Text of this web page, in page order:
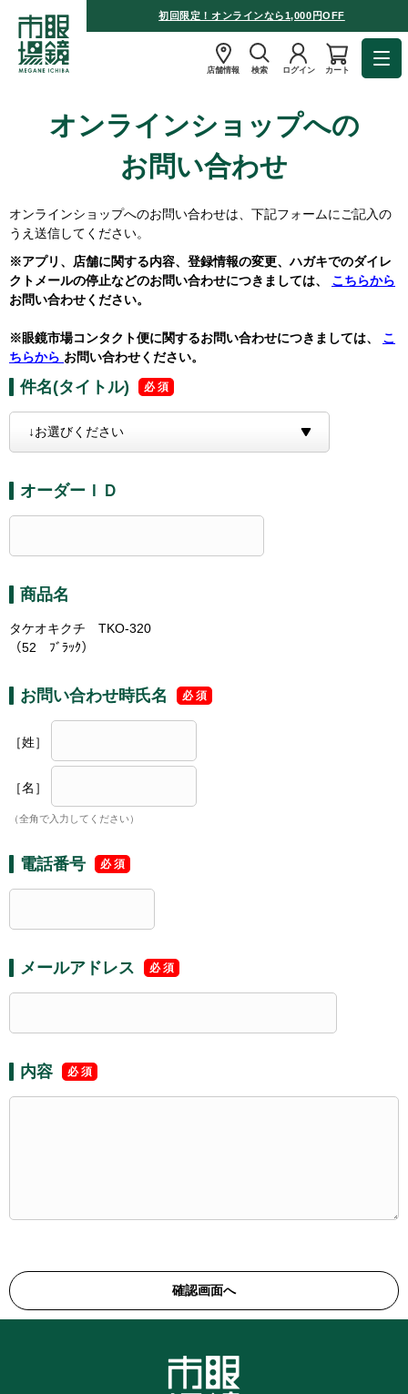
初回限定！オンラインなら1,000円OFF
店舗情報 検索 ログイン カート
オンラインショップへの
お問い合わせ
オンラインショップへのお問い合わせは、下記フォームにご記入の
うえ送信してください。
※アプリ、店舗に関する内容、登録情報の変更、ハガキでのダイレ
クトメールの停止などのお問い合わせにつきましては、 こちらから
お問い合わせください。
※眼鏡市場コンタクト便に関するお問い合わせにつきましては、 こ
ちらから お問い合わせください。
件名(タイトル)
オーダーＩＤ
商品名
タケオキクチ TKO-320
（52 ﾌﾞﾗｯｸ）
お問い合わせ時氏名
［姓］
［名］
（全角で入力してください）
電話番号
メールアドレス
内容